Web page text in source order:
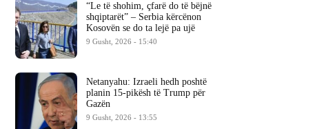
“Le të shohim, çfarë do të bëjnë
shqiptarët” – Serbia kërcënon
Kosovën se do ta lejë pa ujë
9 Gusht, 2026 - 15:40
Netanyahu: Izraeli hedh poshtë
planin 15-pikësh të Trump për
Gazën
9 Gusht, 2026 - 13:55